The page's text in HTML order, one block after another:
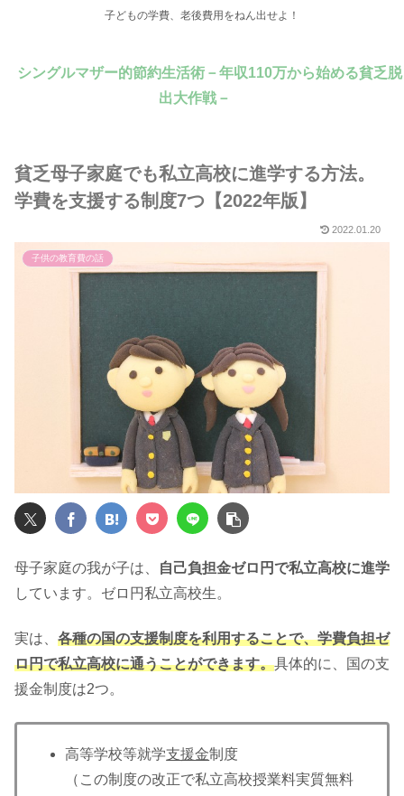
子どもの学費、老後費用をねん出せよ！
シングルマザー的節約生活術－年収110万から始める貧乏脱
出大作戦－
貧乏母子家庭でも私立高校に進学する方法。
学費を支援する制度7つ【2022年版】
2022.01.20
子供の教育費の話
母子家庭の我が子は、
自己負担金ゼロ円で私立高校に進学
しています。ゼロ円私立高校生。
実は、 各種の国の支援制度を利用することで、学費負担ゼ
ロ円で私立高校に通うことができます。具体的に、国の支
援金制度は2つ。
高等学校等就学支援金制度
（この制度の改正で私立高校授業料実質無料